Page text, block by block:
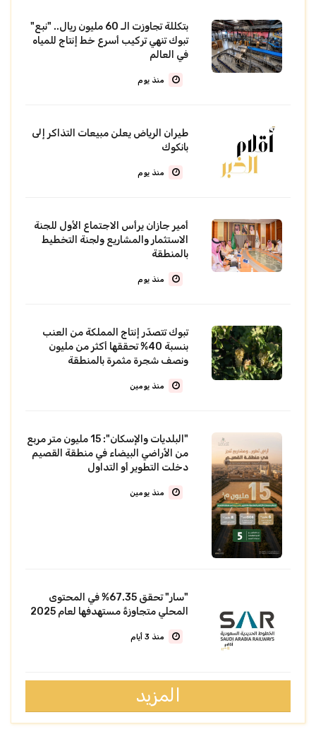
بتكللة تجاوزت الـ 60 مليون ريال.. "نبع"
تبوك تنهي تركيب أسرع خط إنتاج للمياه
في العالم
منذ يوم
طيران الرياض يعلن مبيعات التذاكر إلى
بانكوك
منذ يوم
أمير جازان يرأس الاجتماع الأول للجنة
الاستثمار والمشاريع ولجنة التخطيط
بالمنطقة
منذ يوم
تبوك تتصدّر إنتاج المملكة من العنب
بنسبة 40% تحققها أكثر من مليون
ونصف شجرة مثمرة بالمنطقة
منذ يومين
"البلديات والإسكان": 15 مليون متر مربع
من الأراضي البيضاء في منطقة القصيم
دخلت التطوير أو التداول
منذ يومين
"سار" تحقق 67.35% في المحتوى
المحلي متجاوزةً مستهدفها لعام 2025
منذ 3 أيام
المزيد